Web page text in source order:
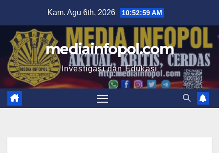
content
Kam. Agu 6th, 2026 10:53:00 AM
mediainfopol.com
Investigasi dan Edukasi